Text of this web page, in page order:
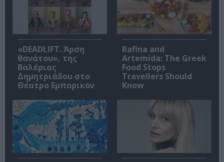
«DEADLIFT. Άρση
θανάτου», της
Βαλέριας
Δημητριάδου στο
Θέατρο Εμπορικόν
Rafina and
Artemida: The Greek
Food Stops
Travellers Should
Know